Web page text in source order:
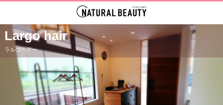
Largo hair
ラルゴヘアー